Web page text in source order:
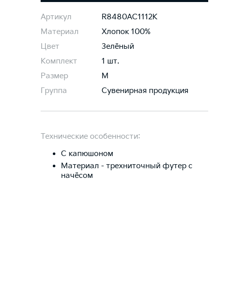
Артикул
R8480AC1112K
Материал
Хлопок 100%
Цвет
Зелёный
Комплект
1 шт.
Размер
M
Группа
Сувенирная продукция
Технические особенности:
С капюшоном
Материал - трехниточный футер с
начёсом